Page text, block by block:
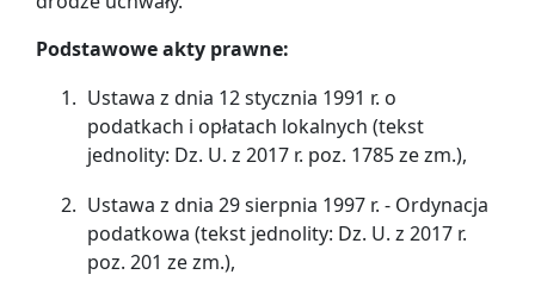
Podstawowe akty prawne:
Ustawa z dnia 12 stycznia 1991 r. o
podatkach i opłatach lokalnych (tekst
jednolity: Dz. U. z 2017 r. poz. 1785 ze zm.),
Ustawa z dnia 29 sierpnia 1997 r. - Ordynacja
podatkowa (tekst jednolity: Dz. U. z 2017 r.
poz. 201 ze zm.),